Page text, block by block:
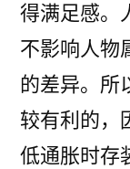
得满足感。
不影响人物
的差异。所
较有利的，
低通胀时存